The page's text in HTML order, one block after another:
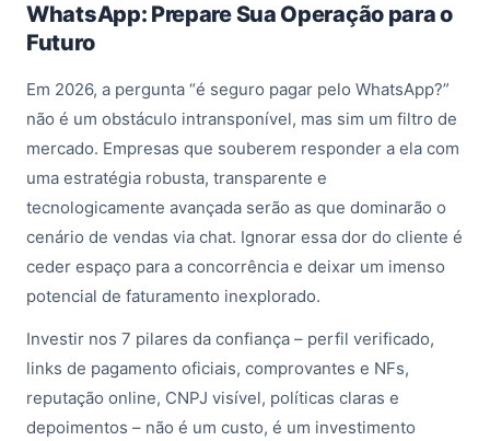
WhatsApp: Prepare Sua Operação para o
Futuro
Em 2026, a pergunta “é seguro pagar pelo WhatsApp?”
não é um obstáculo intransponível, mas sim um filtro de
mercado. Empresas que souberem responder a ela com
uma estratégia robusta, transparente e
tecnologicamente avançada serão as que dominarão o
cenário de vendas via chat. Ignorar essa dor do cliente é
ceder espaço para a concorrência e deixar um imenso
potencial de faturamento inexplorado.
Investir nos 7 pilares da confiança – perfil verificado,
links de pagamento oficiais, comprovantes e NFs,
reputação online, CNPJ visível, políticas claras e
depoimentos – não é um custo, é um investimento